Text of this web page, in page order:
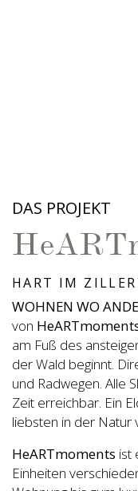
DAS PROJEKT
HART IM
WOHNEN WO
von
am Fuß des
der Wald beginnt.
und Radwegen. Alle
Zeit erreichbar. Ein
liebsten in der Natur
HeARTmoments ist
Einheiten